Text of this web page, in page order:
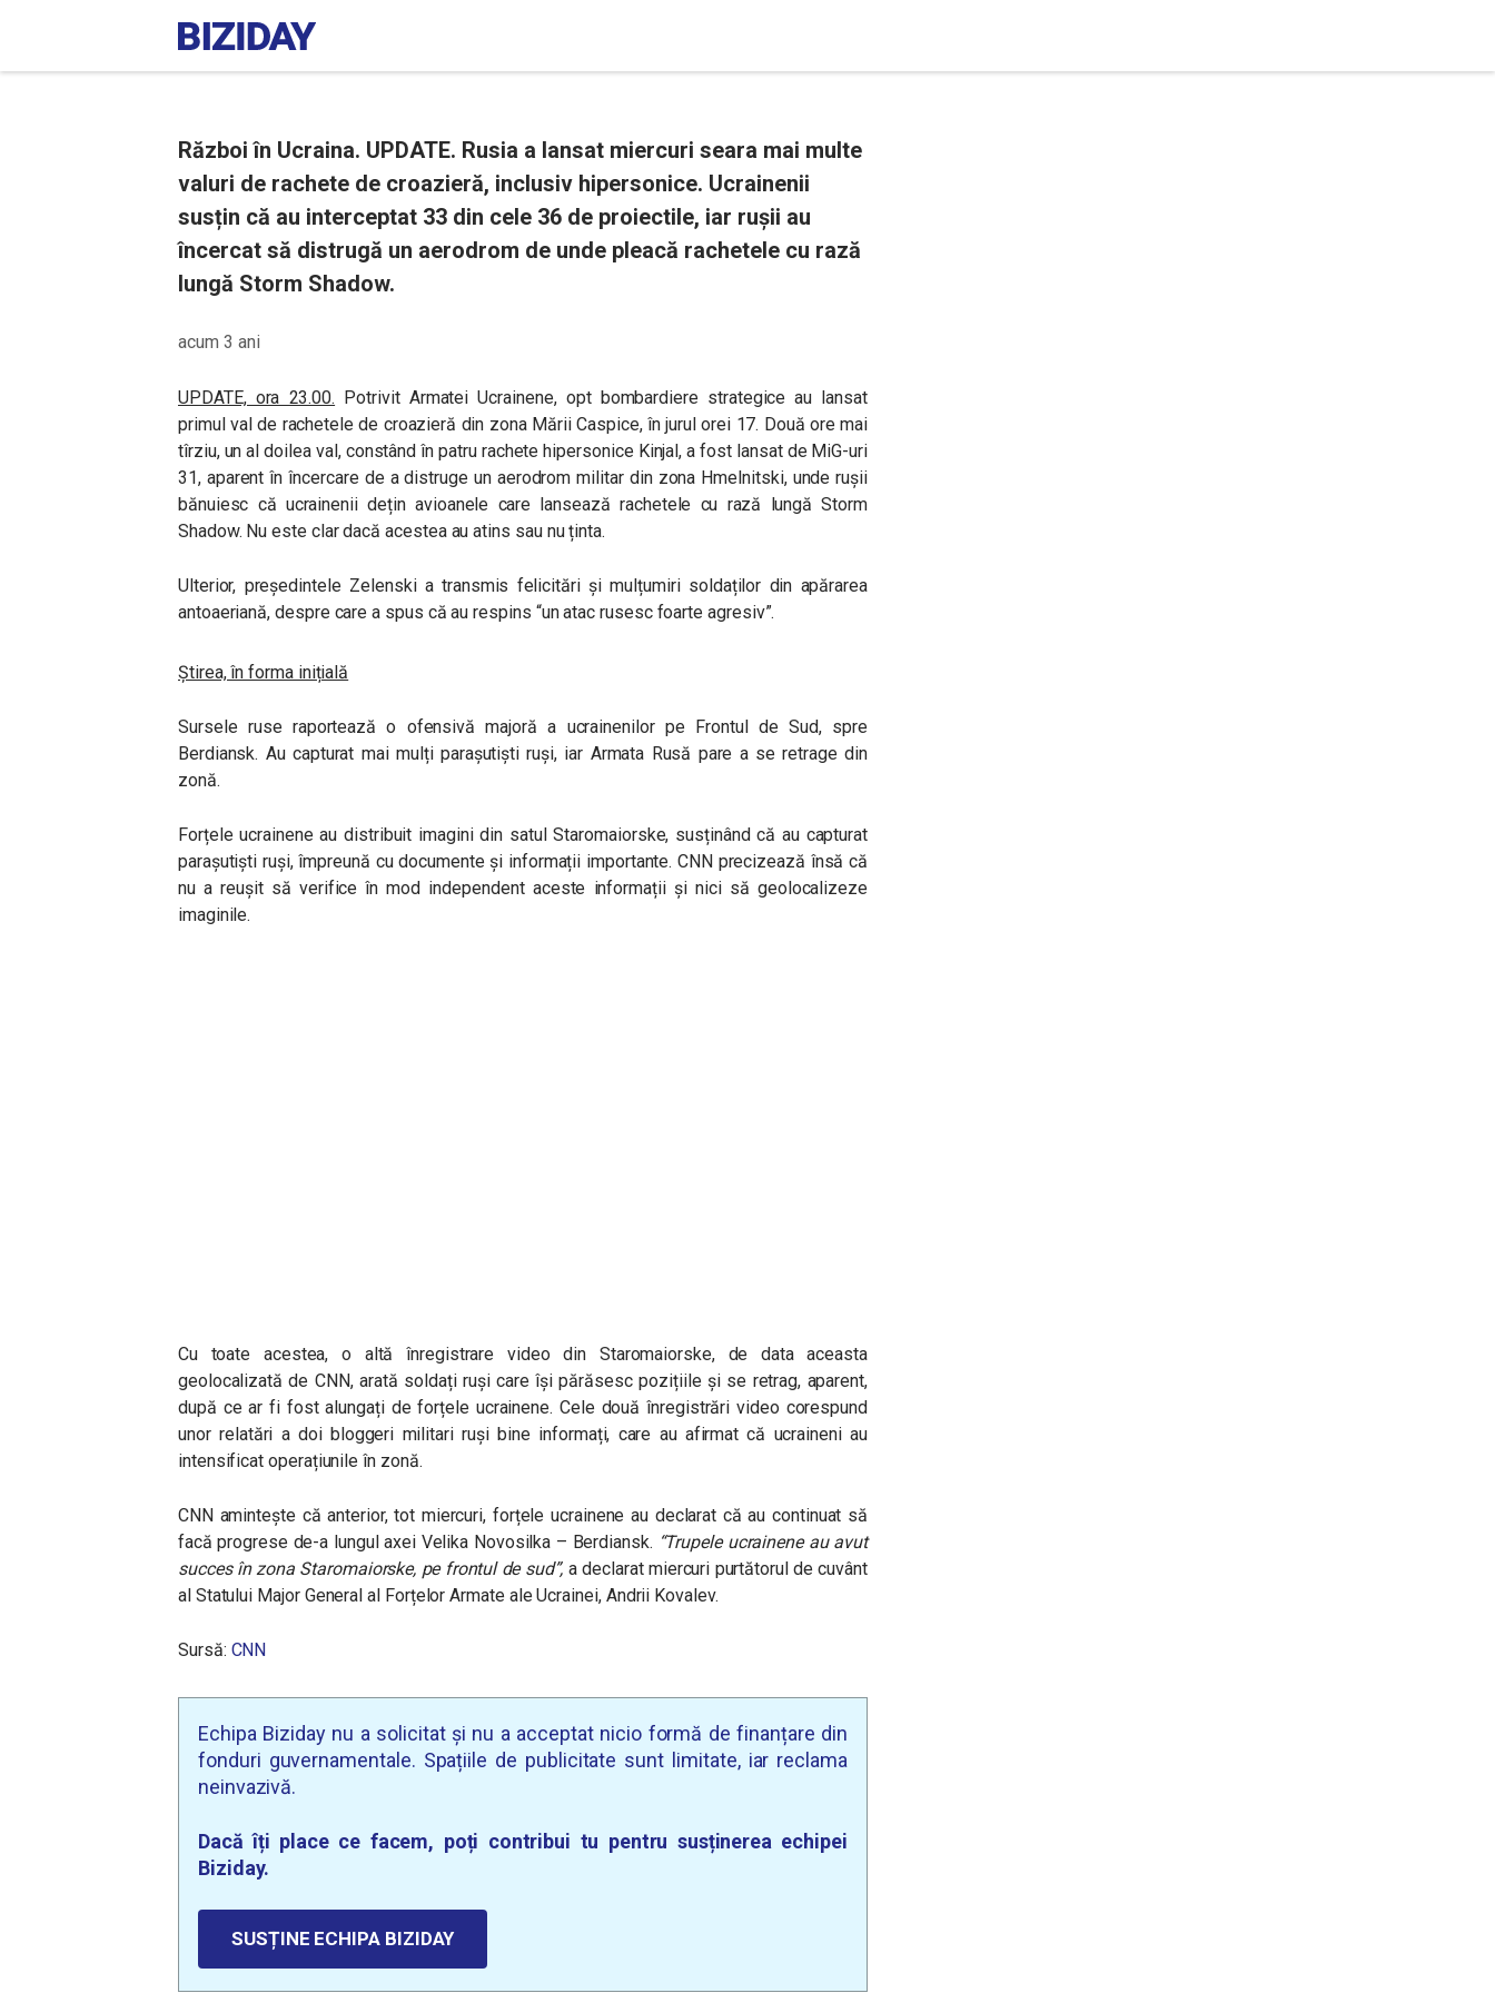
Război în Ucraina. UPDATE. Rusia a lansat miercuri seara mai multe
valuri de rachete de croazieră, inclusiv hipersonice. Ucrainenii
susțin că au interceptat 33 din cele 36 de proiectile, iar rușii au
încercat să distrugă un aerodrom de unde pleacă rachetele cu rază
lungă Storm Shadow.
acum 3 ani
UPDATE, ora 23.00. Potrivit Armatei Ucrainene, opt bombardiere strategice au lansat
primul val de rachetele de croazieră din zona Mării Caspice, în jurul orei 17. Două ore mai
tîrziu, un al doilea val, constând în patru rachete hipersonice Kinjal, a fost lansat de MiG-uri
31, aparent în încercare de a distruge un aerodrom militar din zona Hmelnitski, unde rușii
bănuiesc că ucrainenii dețin avioanele care lansează rachetele cu rază lungă Storm
Shadow. Nu este clar dacă acestea au atins sau nu ținta.
Ulterior, președintele Zelenski a transmis felicitări și mulțumiri soldaților din apărarea
antoaeriană, despre care a spus că au respins “un atac rusesc foarte agresiv”.
Știrea, în forma inițială
Sursele ruse raportează o ofensivă majoră a ucrainenilor pe Frontul de Sud, spre
Berdiansk. Au capturat mai mulți parașutiști ruși, iar Armata Rusă pare a se retrage din
zonă.
Forțele ucrainene au distribuit imagini din satul Staromaiorske, susținând că au capturat
parașutiști ruși, împreună cu documente și informații importante. CNN precizează însă că
nu a reușit să verifice în mod independent aceste informații și nici să geolocalizeze
imaginile.
Cu toate acestea, o altă înregistrare video din Staromaiorske, de data aceasta
geolocalizată de CNN, arată soldați ruși care își părăsesc pozițiile și se retrag, aparent,
după ce ar fi fost alungați de forțele ucrainene. Cele două înregistrări video corespund
unor relatări a doi bloggeri militari ruși bine informați, care au afirmat că ucraineni au
intensificat operațiunile în zonă.
CNN amintește că anterior, tot miercuri, forțele ucrainene au declarat că au continuat să
facă progrese de-a lungul axei Velika Novosilka – Berdiansk. “Trupele ucrainene au avut
succes în zona Staromaiorske, pe frontul de sud”, a declarat miercuri purtătorul de cuvânt
al Statului Major General al Forțelor Armate ale Ucrainei, Andrii Kovalev.
Sursă: CNN
Echipa Biziday nu a solicitat și nu a acceptat nicio formă de finanțare din
fonduri guvernamentale. Spațiile de publicitate sunt limitate, iar reclama
neinvazivă.
Dacă îți place ce facem, poți contribui tu pentru susținerea echipei
Biziday.
SUSȚINE ECHIPA BIZIDAY